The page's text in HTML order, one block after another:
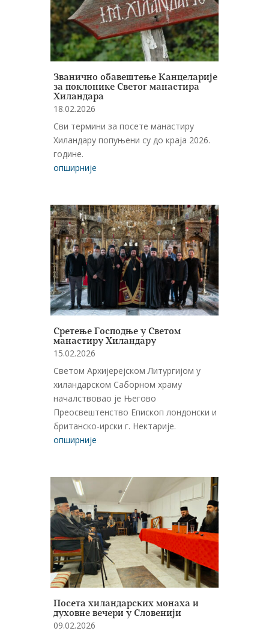
Званично обавештење Канцеларије
за поклонике Светог манастира
Хиландара
18.02.2026
Сви термини за посете манастиру
Хиландару попуњени су до краја 2026.
године.
опширније
Сретење Господње у Светом
манастиру Хиландару
15.02.2026
Светом Архијерејском Литургијом у
хиландарском Саборном храму
началствовао је Његово
Преосвештенство Епископ лондонски и
британско-ирски г. Нектарије.
опширније
Посета хиландарских монаха и
духовне вечери у Словенији
09.02.2026